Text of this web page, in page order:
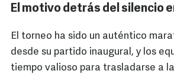
El motivo detrás del silencio
El torneo ha sido un auténtico
desde su partido inaugural, y los
tiempo valioso para trasladarse a